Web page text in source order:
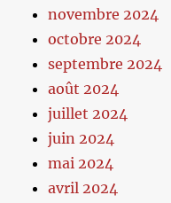
novembre 2024
octobre 2024
septembre 2024
août 2024
juillet 2024
juin 2024
mai 2024
avril 2024